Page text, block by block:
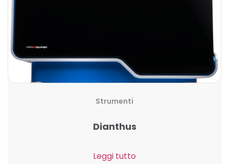
Strumenti
Dianthus
Leggi tutto